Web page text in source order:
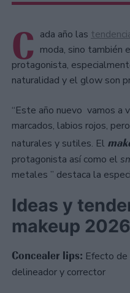
C ada año las
moda, sino también
protagonista,
naturalidad y el glow son
“Este año nuevo vamos a
marcados, labios rojos,
naturales y sutiles. El
protagonista así como el
metales ” destaca la
Ideas y
makeup 2026
Concealer lips: Efecto
delineador y corrector